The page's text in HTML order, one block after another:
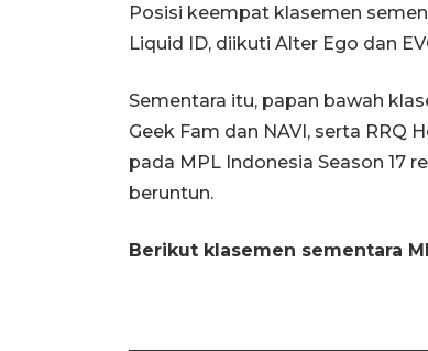
Posisi keempat klasemen
Liquid ID, diikuti Alter Ego dan
Sementara itu, papan bawah
Geek Fam dan NAVI, serta
pada MPL Indonesia Season 17
beruntun.
Berikut klasemen sementara